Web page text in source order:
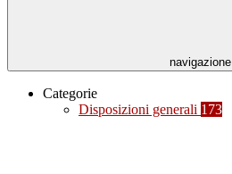
navigazione
Categorie
Disposizioni generali 173